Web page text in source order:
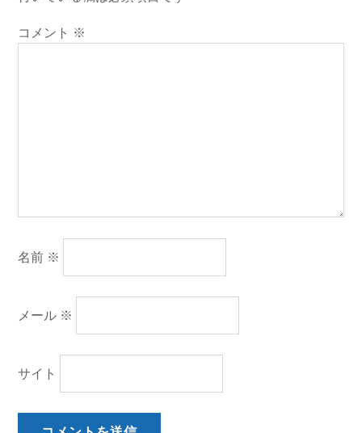
コメント ※
名前 ※
メール ※
サイト